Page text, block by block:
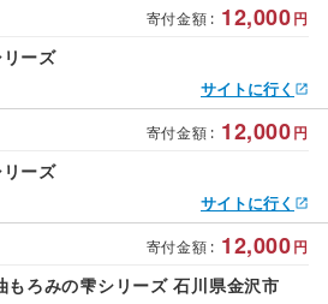
寄付金額 : 12,000円
ーズ
サイトに行く
寄付金額 : 12,000円
ーズ
サイトに行く
寄付金額 : 12,000円
もろみの雫シリーズ 石川県金沢市